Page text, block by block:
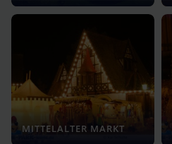
MITTELALTER MARKT